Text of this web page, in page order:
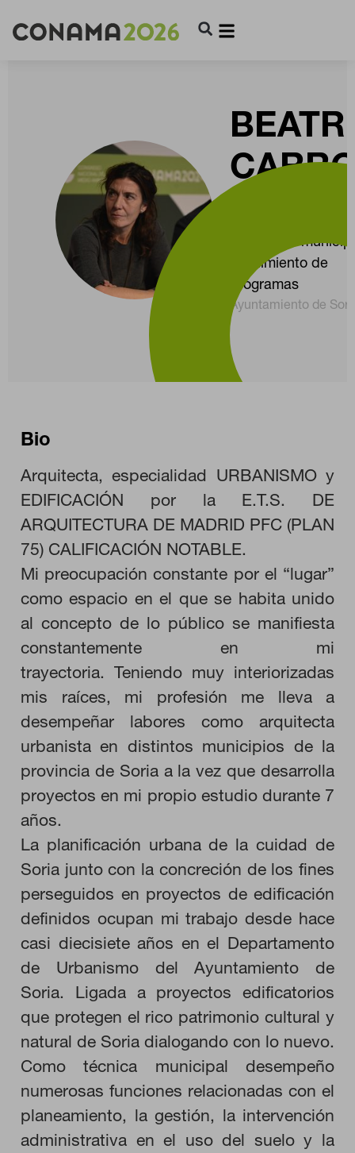
Arquitecta
seguimiento de
programas
Ayuntamiento de
Bio
Arquitecta, especialidad URBANISMO y
EDIFICACIÓN por la E.T.S. DE
ARQUITECTURA DE MADRID PFC (PLAN
75) CALIFICACIÓN NOTABLE.
Mi preocupación constante por el “lugar”
como espacio en el que se habita unido
al concepto de lo público se manifiesta
constantemente en mi
trayectoria. Teniendo muy interiorizadas
mis raíces, mi profesión me lleva a
desempeñar labores como arquitecta
urbanista en distintos municipios de la
provincia de Soria a la vez que desarrolla
proyectos en mi propio estudio durante 7
años.
La planificación urbana de la cuidad de
Soria junto con la concreción de los fines
perseguidos en proyectos de edificación
definidos ocupan mi trabajo desde hace
casi diecisiete años en el Departamento
de Urbanismo del Ayuntamiento de
Soria. Ligada a proyectos edificatorios
que protegen el rico patrimonio cultural y
natural de Soria dialogando con lo nuevo.
Como técnica municipal desempeño
numerosas funciones relacionadas con el
planeamiento, la gestión, la intervención
administrativa en el uso del suelo y la
CONFIGURACIÓN DE COOKIES
RECHAZAR TODO
HABILITAR TODO